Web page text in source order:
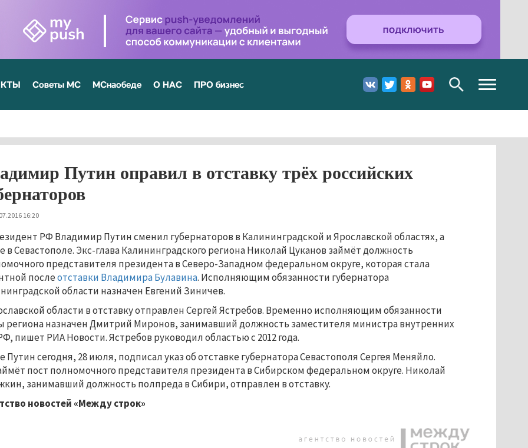
Советы МС МСнаобеде О НАС ПРО бизнес
Toggle
navigation
Путин оправил в отставку трёх российских
16:20
РФ Владимир Путин сменил губернаторов в Калининградской и Ярославской областях, а
в Севастополе. Экс-глава Калининградского региона Николай Цуканов займёт должность
представителя президента в Северо-Западном федеральном округе, которая стала
послеотставки Владимира Булавина. Исполняющим обязанности губернатора
области назначен Евгений Зиничев.
области в отставку отправлен Сергей Ястребов. Временно исполняющим обязанности
региона назначен Дмитрий Миронов, занимавший должность заместителя министра внутренних
пишет РИА Новости. Ястребов руководил областью с 2012 года.
Путин сегодня, 28 июля, подписал указ об отставке губернатора Севастополя Сергея Меняйло.
пост полномочного представителя президента в Сибирском федеральном округе. Николай
занимавший должность полпреда в Сибири, отправлен в отставку.
новостей «Между строк»